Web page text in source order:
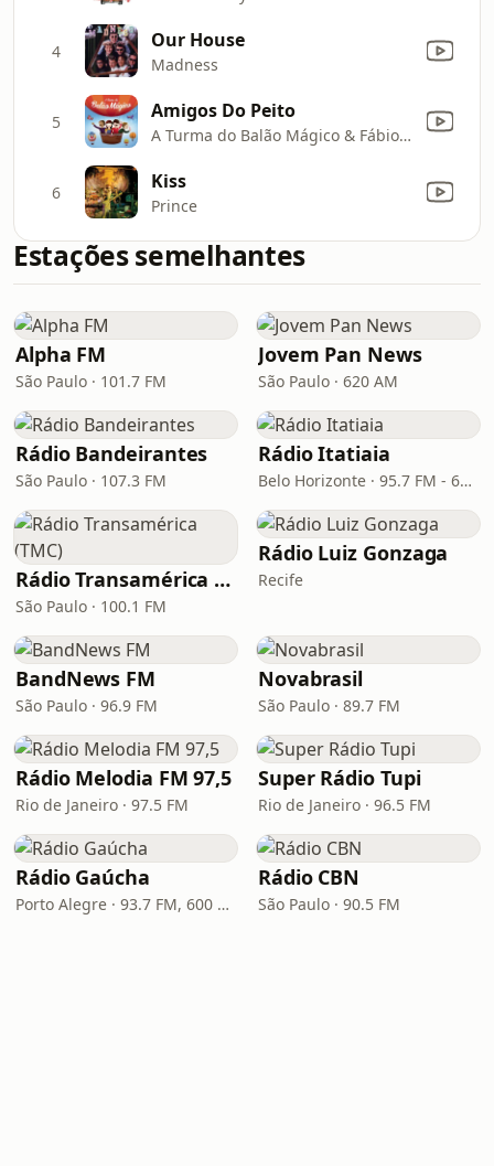
4 Our House
Madness
5 Amigos Do Peito
A Turma do Balão Mágico & Fábio Jr.
6 Kiss
Prince
Estações semelhantes
Alpha FM
São Paulo · 101.7 FM
Jovem Pan News
São Paulo · 620 AM
Rádio Bandeirantes
São Paulo · 107.3 FM
Rádio Itatiaia
Belo Horizonte · 95.7 FM - 610 AM
Rádio Transamérica (TMC)
São Paulo · 100.1 FM
Rádio Luiz Gonzaga
Recife
BandNews FM
São Paulo · 96.9 FM
Novabrasil
São Paulo · 89.7 FM
Rádio Melodia FM 97,5
Rio de Janeiro · 97.5 FM
Super Rádio Tupi
Rio de Janeiro · 96.5 FM
Rádio Gaúcha
Porto Alegre · 93.7 FM, 600 AM
Rádio CBN
São Paulo · 90.5 FM